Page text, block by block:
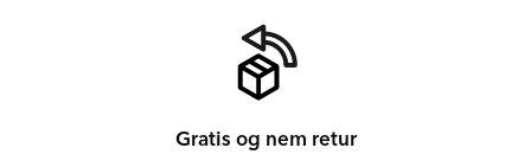
Gratis og nem retur